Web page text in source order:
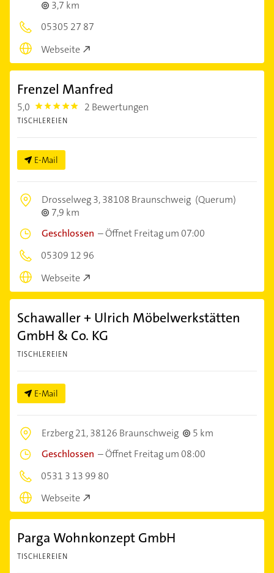
3,7 km
05305 27 87
Webseite
Frenzel Manfred
5,0 5.0 2 Bewertungen
TISCHLEREIEN
E-Mail
Drosselweg 3,38108 Braunschweig (Querum)
7,9 km
Geschlossen –Öffnet Freitag um 07:00
05309 12 96
Webseite
Schawaller + Ulrich Möbelwerkstätten
GmbH & Co. KG
TISCHLEREIEN
E-Mail
Erzberg 21,38126 Braunschweig
5 km
Geschlossen –Öffnet Freitag um 08:00
0531 3 13 99 80
Webseite
Parga Wohnkonzept GmbH
TISCHLEREIEN